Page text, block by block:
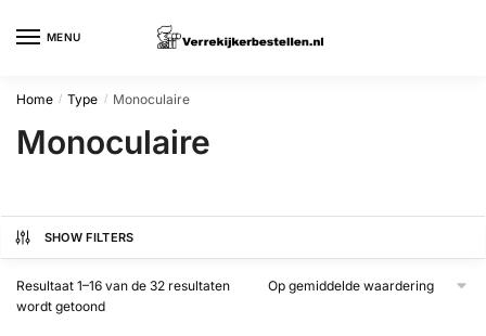
MENU
Home / Type / Monoculaire
Monoculaire
SHOW FILTERS
Resultaat 1–16 van de 32 resultaten
wordt getoondGesorteerd